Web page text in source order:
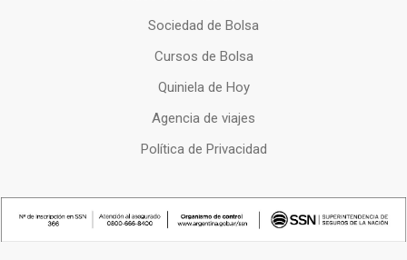
Sociedad de Bolsa
Cursos de Bolsa
Quiniela de Hoy
Agencia de viajes
Política de Privacidad